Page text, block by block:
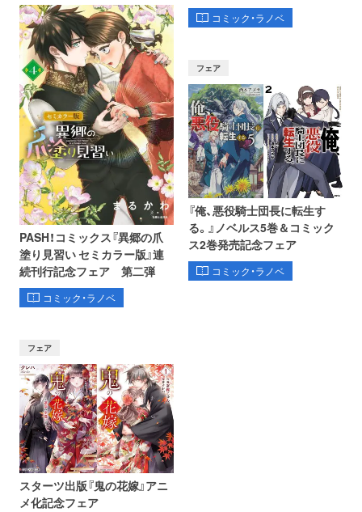
PASH！コミックス『異郷の爪
塗り見習い セミカラー版』連
続刊行記念フェア 第二弾
コミック・ラノベ
コミック・ラノベ
フェア
スターツ出版『鬼の花嫁』アニ
メ化記念フェア
フェア
『俺、悪役騎士団長に転生す
る。』ノベルス5巻＆コミック
ス2巻発売記念フェア
コミック・ラノベ